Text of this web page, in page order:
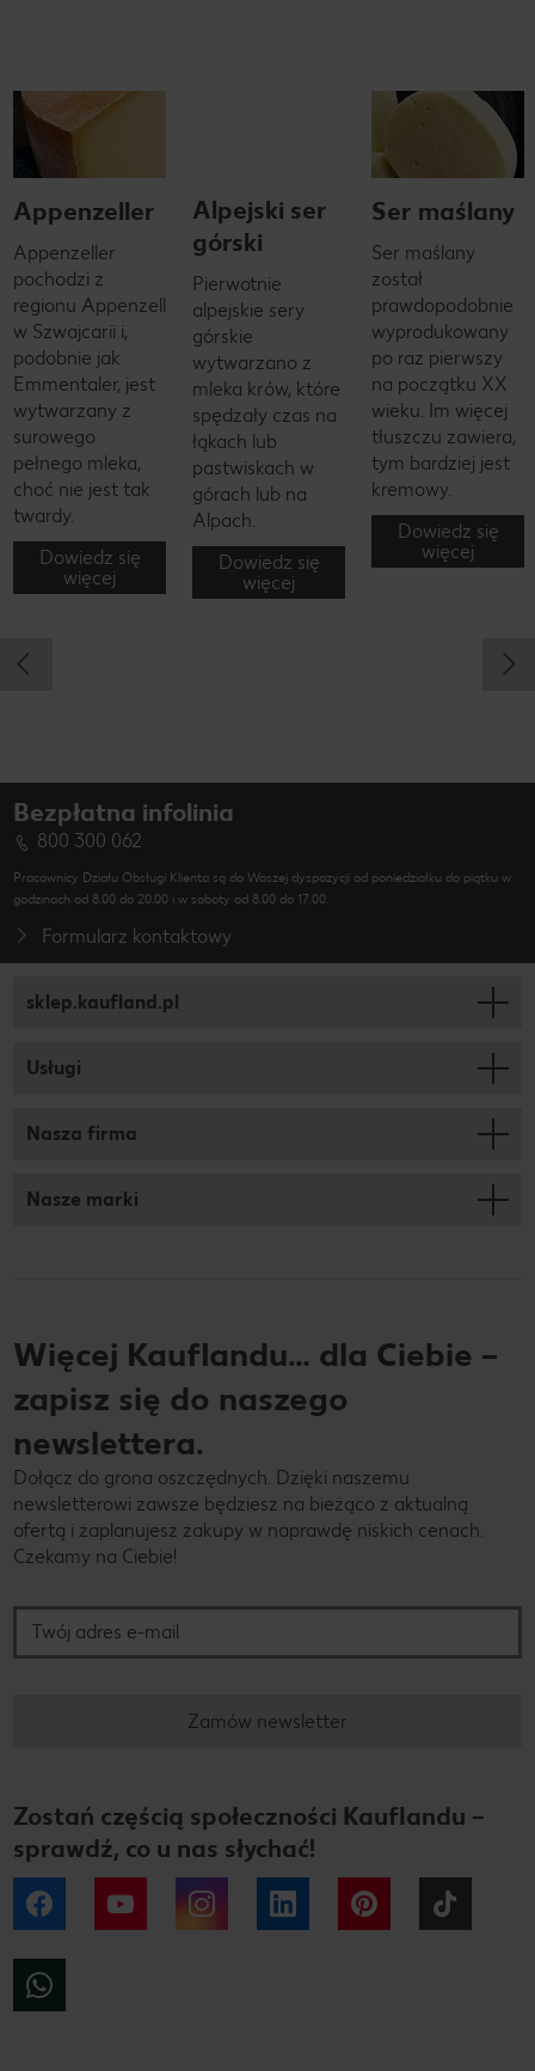
Appenzeller
Appenzeller
pochodzi z
regionu Appenzell
w Szwajcarii i,
podobnie jak
Emmentaler, jest
wytwarzany z
surowego
pełnego mleka,
choć nie jest tak
twardy.
Dowiedz się
więcej
Alpejski ser
górski
Pierwotnie
alpejskie sery
górskie
wytwarzano z
mleka krów, które
spędzały czas na
łąkach lub
pastwiskach w
górach lub na
Alpach.
Dowiedz się
więcej
Ser maślany
Ser maślany
został
prawdopodobnie
wyprodukowany
po raz pierwszy
na początku XX
wieku. Im więcej
tłuszczu zawiera,
tym bardziej jest
kremowy.
Dowiedz się
więcej
Bezpłatna infolinia
800 300 062
Pracownicy Działu Obsługi Klienta są do Waszej dyspozycji od poniedziałku do piątku w
godzinach od 8.00 do 20.00 i w soboty od 8.00 do 17.00.
Formularz kontaktowy
sklep.kaufland.pl
Usługi
Nasza firma
Nasze marki
Więcej Kauflandu… dla Ciebie –
zapisz się do naszego
newslettera.
Dołącz do grona oszczędnych. Dzięki naszemu
newsletterowi zawsze będziesz na bieżąco z aktualną
ofertą i zaplanujesz zakupy w naprawdę niskich cenach.
Czekamy na Ciebie!
Zamów newsletter
Zostań częścią społeczności Kauflandu –
sprawdź, co u nas słychać!
Facebook YouTube Instagram LinkedIn Pinterest